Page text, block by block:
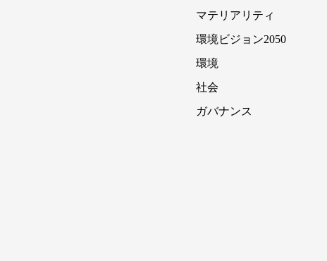
マテリアリティ
環境ビジョン2050
環境
社会
ガバナンス